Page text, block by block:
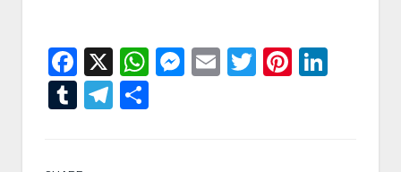
Facebook
X WhatsApp
Messenger
EmailTwitter
TumblrTelegram